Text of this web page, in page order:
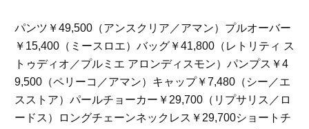
パンツ￥49,500（アンスクリア／アマン）プルオーバー
￥15,400（ミースロエ）バッグ￥41,800（レトリティ ス
トゥディオ／プルミエ アロンディスモン）パンプス￥4
9,500（ペリーコ／アマン）キャップ￥7,480（シー／エ
スストア）パールチョーカー￥29,700（リプサリス／ロ
ードス）ロングチェーンネックレス￥29,700ショートチ